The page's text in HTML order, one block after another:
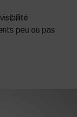
peu ou pas